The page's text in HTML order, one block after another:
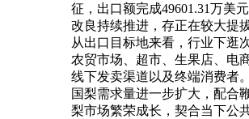
征，出口额完成49601.31万美
改良持续推进，存正在较大提
从出口目标地来看，行业下逛
农贸市场、超市、生果店、电
线下发卖渠道以及终端消费者
国梨需求量进一步扩大，配合
梨市场繁荣成长，契合当下公